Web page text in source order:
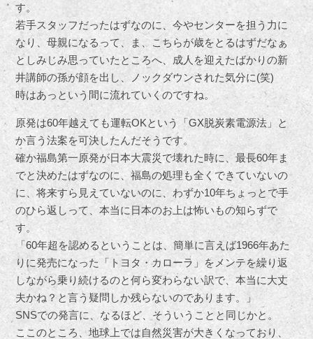
す。
若手スタッフだったはずなのに、今やセンターを担う力に
なり、母親になるって、ま、こちらが歳をとるはずだなぁ
としみじみ思っていたところへ、成人を迎えたばかりの新
井講師の孫が顔を出し、ノックダウンされた気分に(笑)
時はあっという間に流れていくのですね。
原発は60年越えても運転OKという「GX脱炭素電源法」と
か言う法案を可決したんだそうです。
確か福島第一原発が日本大震災で壊れた時に、最長60年ま
でと決めたはずなのに、福島の処理も全くできていないの
に、将来すら見えていないのに、わずか10年ちょっとで手
のひら返しって、本当に日本のお上は怖いもの知らずで
す。
「60年超を認めるということは、簡単に言えば1966年あた
りに発売になった「トヨタ・カローラ」をメンテを繰り返
しながら乗り続けるのと何ら変わらない訳で、本当に大丈
夫かね？と言う疑問しか残らないのであります。」
SNSでの発言に、なるほど、そういうことと同じかと。
ここのところ、地球上では自然災害が大きくなっており、